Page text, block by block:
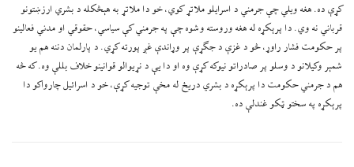
کړې ده. هغه ویلي چې جرمني د اسرایلو ملاتړ کوي، خو دا ملاتړ به هېڅکله د بشري ارزښتونو
قرباني نه وي. دا پرېکړه له هغه وروسته وشوه چې په جرمني کې سیاسي، حقوقي او مدني فعالینو
پر حکومت فشار راوړ، څو د غزې د جګړې پر وړاندې غږ پورته کړي. د پارلمان دننه هم یو
شمېر وکیلانو د وسلو پر صادراتو نیوکه کړې وه او دا یې د نړیوالو قوانینو خلاف بللې وه. که څه
هم د جرمني حکومت دا پرېکړه د بشري دریځ له مخې توجیه کړې، خو د اسرائیل چارواکو دا
پرېکړه په سختو ټکو غندلې ده.